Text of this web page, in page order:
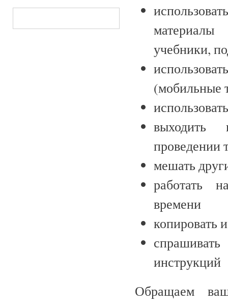
учебники,
(мобильные
выходить
проведении
мешать
работать
времени
копировать
инструкций
Обращаем